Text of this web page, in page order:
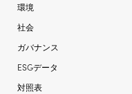
環境
社会
ガバナンス
ESGデータ
対照表